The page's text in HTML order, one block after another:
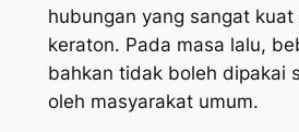
hubungan yang sangat
keraton. Pada masa lalu,
bahkan tidak boleh dipakai
oleh masyarakat umum.